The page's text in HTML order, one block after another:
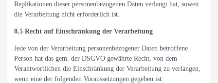
Replikationen dieser personenbezogenen Daten verlangt hat, soweit
die Verarbeitung nicht erforderlich ist.
8.5 Recht auf Einschränkung der Verarbeitung
Jede von der Verarbeitung personenbezogener Daten betroffene
Person hat das gem. der DSGVO gewährte Recht, von dem
Verantwortlichen die Einschränkung der Verarbeitung zu verlangen,
wenn eine der folgenden Voraussetzungen gegeben ist: